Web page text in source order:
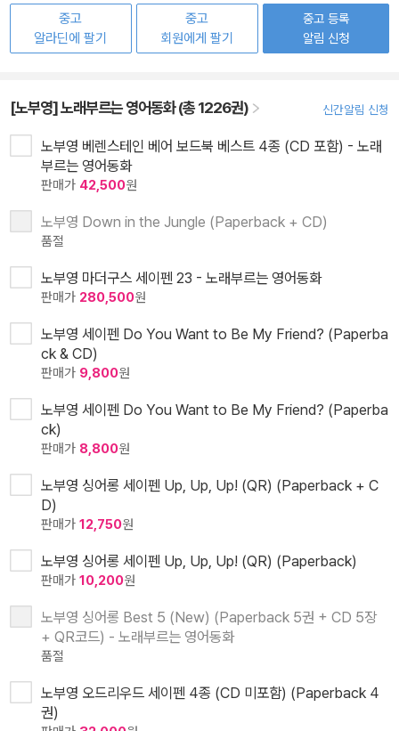
중고
알라딘에 팔기
중고
회원에게 팔기
중고 등록
알림 신청
[노부영] 노래부르는 영어동화 (총 1226권) 신간알림 신청
노부영 베렌스테인 베어 보드북 베스트 4종 (CD 포함) - 노래
부르는 영어동화
판매가 42,500원
노부영 Down in the Jungle (Paperback + CD)
품절
노부영 마더구스 세이펜 23 - 노래부르는 영어동화
판매가 280,500원
노부영 세이펜 Do You Want to Be My Friend? (Paperba
ck & CD)
판매가 9,800원
노부영 세이펜 Do You Want to Be My Friend? (Paperba
ck)
판매가 8,800원
노부영 싱어롱 세이펜 Up, Up, Up! (QR) (Paperback + C
D)
판매가 12,750원
노부영 싱어롱 세이펜 Up, Up, Up! (QR) (Paperback)
판매가 10,200원
노부영 싱어롱 Best 5 (New) (Paperback 5권 + CD 5장
+ QR코드) - 노래부르는 영어동화
품절
노부영 오드리우드 세이펜 4종 (CD 미포함) (Paperback 4
권)